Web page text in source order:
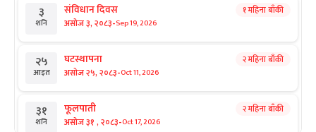
३
शनि
संविधान दिवस
असोज ३, २०८३-Sep 19, 2026
१ महिना बाँकी
२५
आइत
घटस्थापना
असोज २५, २०८३-Oct 11, 2026
२ महिना बाँकी
३१
शनि
फूलपाती
असोज ३१ , २०८३-Oct 17, 2026
२ महिना बाँकी